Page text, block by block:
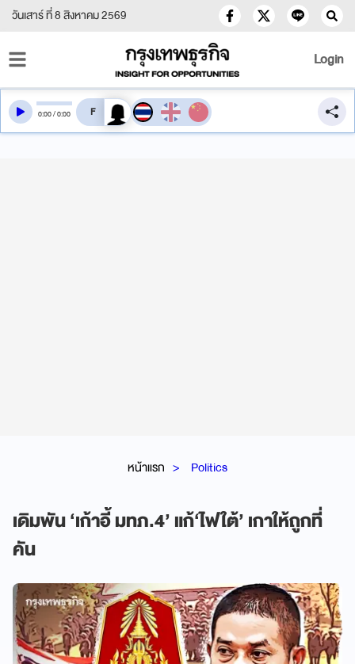
วันเสาร์ ที่ 8 สิงหาคม 2569
Login
หน้าแรก Politics
เดิมพัน ‘เก้าอี้ มทภ.4’ แก้‘ไฟใต้’ เกาให้ถูกที่
คัน
0:00/0:00 สลับเสียงอ่าน